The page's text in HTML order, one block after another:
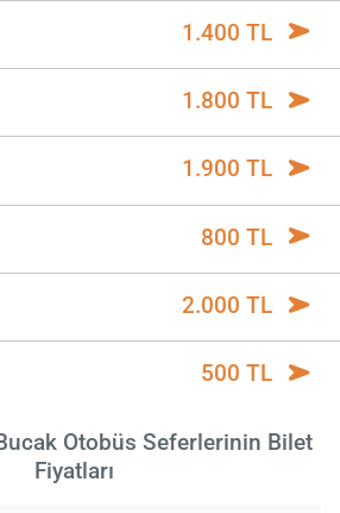
1.400 TL
1.800 TL
1.900 TL
800 TL
2.000 TL
500 TL
Otobüs Seferlerinin Bilet
Fiyatları